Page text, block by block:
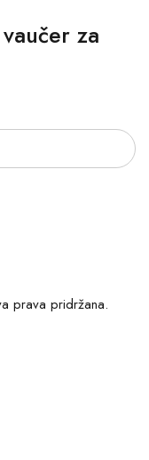
za
prava pridržana.